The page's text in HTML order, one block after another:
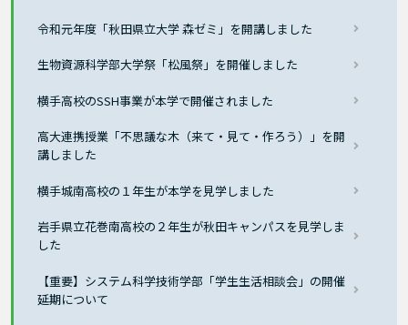
令和元年度「秋田県立大学 森ゼミ」を開講しました
生物資源科学部大学祭「松風祭」を開催しました
横手高校のSSH事業が本学で開催されました
高大連携授業「不思議な木（来て・見て・作ろう）」を開
講しました
横手城南高校の１年生が本学を見学しました
岩手県立花巻南高校の２年生が秋田キャンパスを見学しま
した
【重要】システム科学技術学部「学生生活相談会」の開催
延期について